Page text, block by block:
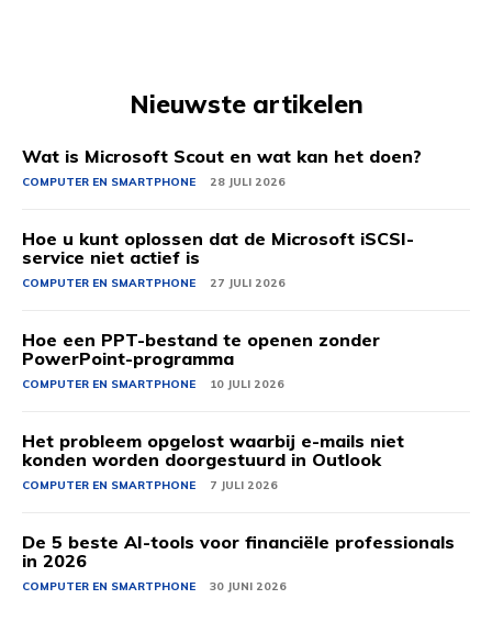
Nieuwste artikelen
Wat is Microsoft Scout en wat kan het doen?
COMPUTER EN SMARTPHONE 28 JULI 2026
Hoe u kunt oplossen dat de Microsoft iSCSI-
service niet actief is
COMPUTER EN SMARTPHONE 27 JULI 2026
Hoe een PPT-bestand te openen zonder
PowerPoint-programma
COMPUTER EN SMARTPHONE 10 JULI 2026
Het probleem opgelost waarbij e-mails niet
konden worden doorgestuurd in Outlook
COMPUTER EN SMARTPHONE 7 JULI 2026
De 5 beste AI-tools voor financiële professionals
in 2026
COMPUTER EN SMARTPHONE 30 JUNI 2026